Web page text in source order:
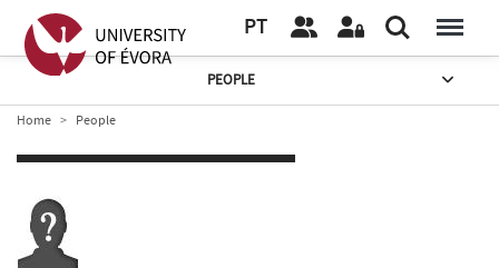
PT
PEOPLE
Home People